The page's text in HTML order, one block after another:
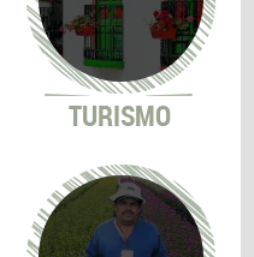
TURISMO